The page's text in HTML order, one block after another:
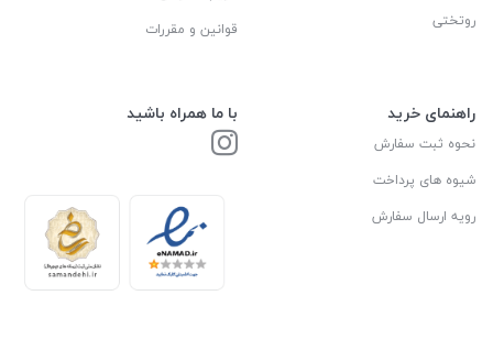
روتختی
قوانین و مقررات
راهنمای خرید
نحوه ثبت سفارش
شیوه های پرداخت
رویه ارسال سفارش
با ما همراه باشید